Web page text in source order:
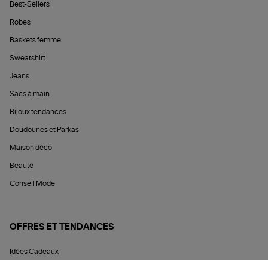
Best-Sellers
Robes
Baskets femme
Sweatshirt
Jeans
Sacs à main
Bijoux tendances
Doudounes et Parkas
Maison déco
Beauté
Conseil Mode
OFFRES ET TENDANCES
Idées Cadeaux